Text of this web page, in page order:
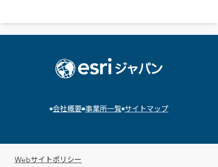
会社概要 事業所一覧 サイトマップ
Webサイトポリシー